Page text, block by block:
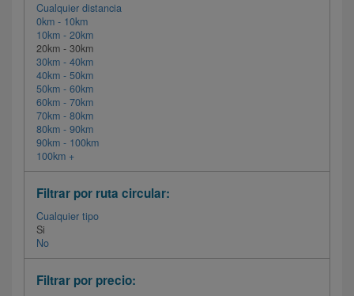
Cualquier distancia
0km - 10km
10km - 20km
20km - 30km
30km - 40km
40km - 50km
50km - 60km
60km - 70km
70km - 80km
80km - 90km
90km - 100km
100km +
Filtrar por ruta circular:
Cualquier tipo
Si
No
Filtrar por precio: